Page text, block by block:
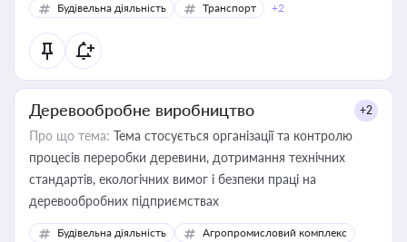
Будівельна діяльність
Транспорт +2
Деревообробне виробництво +2
Про що тема: Тема стосується організації та контролю
процесів переробки деревини, дотримання технічних
стандартів, екологічних вимог і безпеки праці на
деревообробних підприємствах
Будівельна діяльність Агропромисловий комплекс